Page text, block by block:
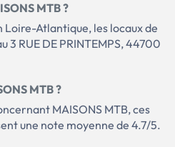
MTB ?
Atlantique, les locaux de
3 RUE DE PRINTEMPS, 44700
MTB ?
MAISONS MTB, ces
une note moyenne de 4.7/5.